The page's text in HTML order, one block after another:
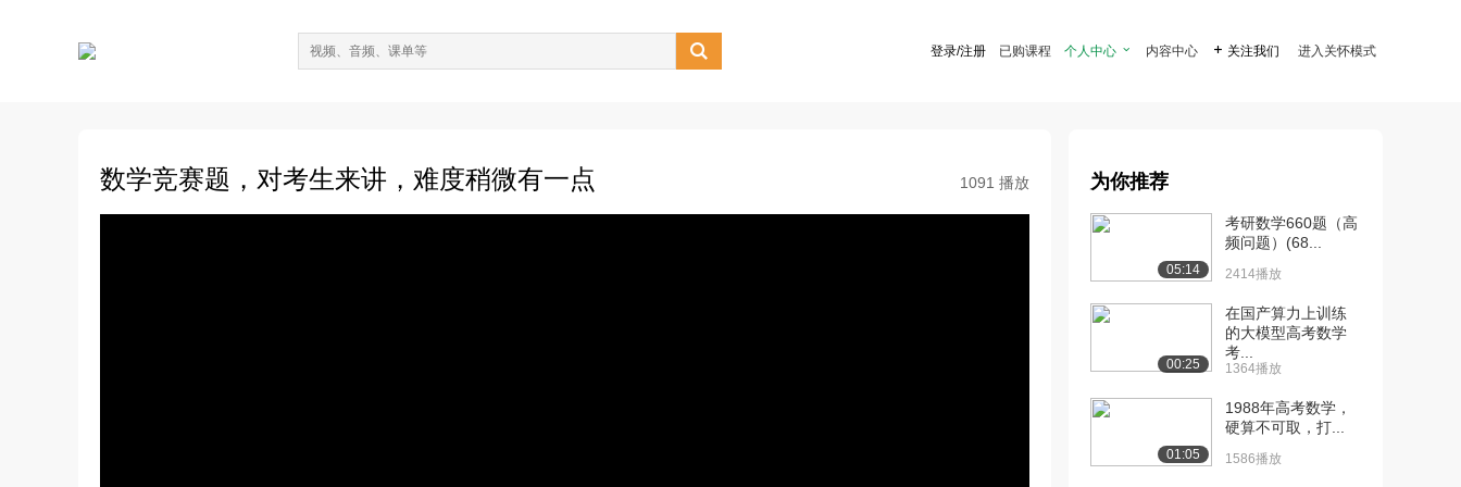
 登录/注册 已购课程 个人中心  内容中心  关注我们 进入关怀模式
数学竞赛题，对考生来讲，难度稍微有一点 1091 播放 为你推荐
05:14
考研数学660题（高
频问题）(68...
2414播放
00:25
在国产算力上训练
的大模型高考数学
考...
1364播放
01:05
1988年高考数学，
硬算不可取，打...
1586播放